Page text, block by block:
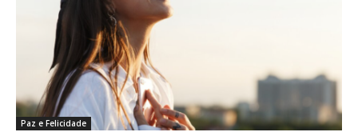
Paz e Felicidade